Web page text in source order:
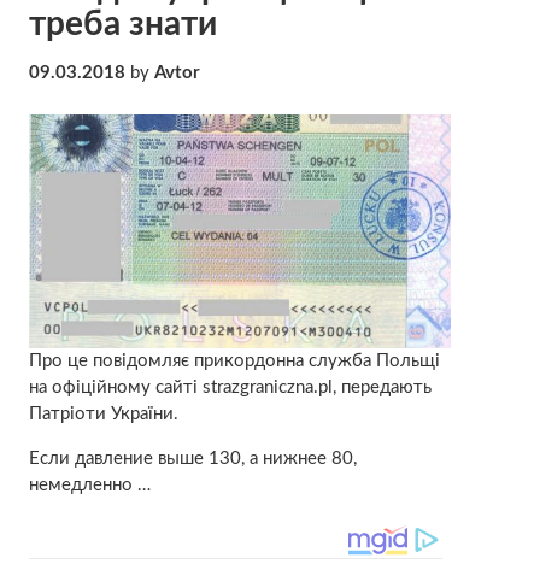
треба знати
09.03.2018 by Avtor
Про це повідомляє прикордонна служба Польщі
на офіційному сайті strazgraniczna.pl, передають
Патріоти України.
Если давление выше 130, а нижнее 80,
немедленно …